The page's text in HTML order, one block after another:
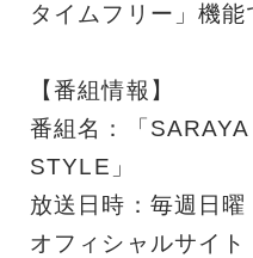
タイムフリー」機能
【番組情報】
番組名：「
STYLE」
放送日時：毎週日
オフィシャルサイト